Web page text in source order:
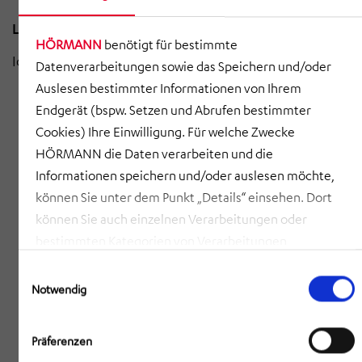
HÖRMANN benötigt für bestimmte
Datenverarbeitungen sowie das Speichern und/oder
Auslesen bestimmter Informationen von Ihrem
Endgerät (bspw. Setzen und Abrufen bestimmter
Cookies) Ihre Einwilligung. Für welche Zwecke
HÖRMANN die Daten verarbeiten und die
Informationen speichern und/oder auslesen möchte,
können Sie unter dem Punkt „Details“ einsehen. Dort
können Sie auch einzelnen Verarbeitungen oder
Sie ein, dass HÖRMANN alle der erläuterten
Informationen speichern sowie auslesen und damit
zusammenhängende Datenverarbeitungen vornehmen
darf, die nicht ohnehin unbedingt erforderlich sind,
Notwendig
Präferenzen
Lautsprecher:
Ideal für den
Innenbereich oder
eine gezielte Beschallung im kleinen Radius
primär in ebenen Flächen mit wenig Störung der
Schallausbreitung
gerichteter Schallaustritt, das heißt für
benötigt einen funktionierenden Stromanschluss
niedrigerer Schallpegel von in der Regel 115 dB(A)